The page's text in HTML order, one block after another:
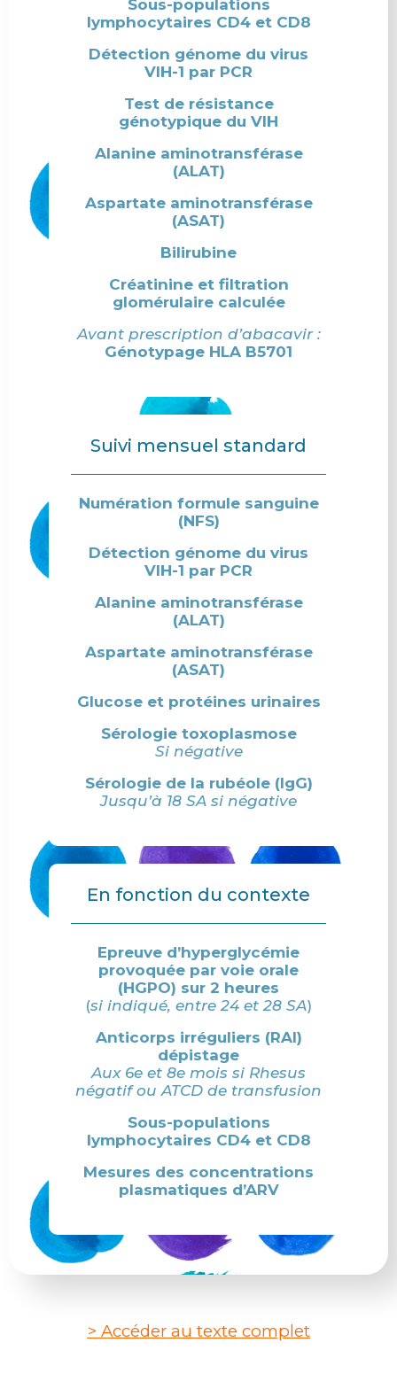
Sous-populations
lymphocytaires CD4 et CD8
Détection génome du virus
VIH-1 par PCR
Test de résistance
génotypique du VIH
Alanine aminotransférase
(ALAT)
Aspartate aminotransférase
(ASAT)
Bilirubine
Créatinine et filtration
glomérulaire calculée
Avant prescription d’abacavir :
Génotypage HLA B5701
Suivi mensuel standard
Numération formule sanguine
(NFS)
Détection génome du virus
VIH-1 par PCR
Alanine aminotransférase
(ALAT)
Aspartate aminotransférase
(ASAT)
Glucose et protéines urinaires
Sérologie toxoplasmose
Si négative
Sérologie de la rubéole (IgG)
Jusqu’à 18 SA si négative
En fonction du contexte
Epreuve d’hyperglycémie
provoquée par voie orale
(HGPO) sur 2 heures
(si indiqué, entre 24 et 28 SA)
Anticorps irréguliers (RAI)
dépistage
Aux 6e et 8e mois si Rhesus
négatif ou ATCD de transfusion
Sous-populations
lymphocytaires CD4 et CD8
Mesures des concentrations
plasmatiques d’ARV
> Accéder au texte complet